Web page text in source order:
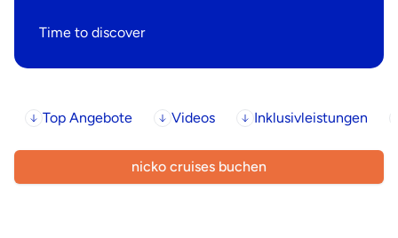
Time to discover
Top Angebote Videos Inklusivleistungen
nicko cruises buchen